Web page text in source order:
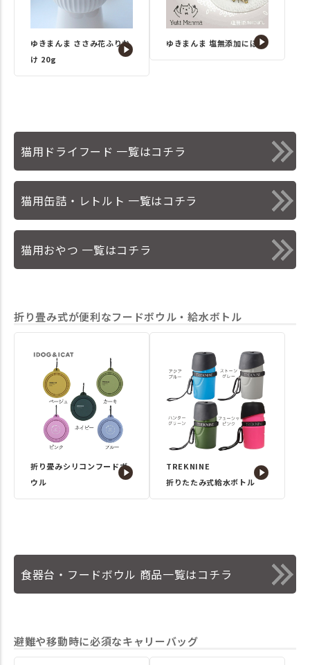
ゆきまんま ささみ花ふりか
け 20g
ゆきまんま 塩無添加にぼし
猫用ドライフード 一覧はコチラ
猫用缶詰・レトルト 一覧はコチラ
猫用おやつ 一覧はコチラ
折り畳み式が便利なフードボウル・給水ボトル
折り畳みシリコンフードボ
ウル
TREKNINE
折りたたみ式給水ボトル
食器台・フードボウル 商品一覧はコチラ
避難や移動時に必須なキャリーバッグ